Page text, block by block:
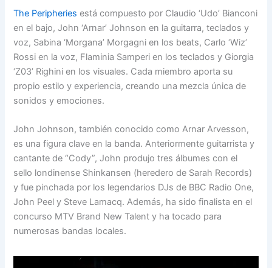
The Peripheries está compuesto por Claudio ‘Udo’ Bianconi
en el bajo, John ‘Arnar’ Johnson en la guitarra, teclados y
voz, Sabina ‘Morgana’ Morgagni en los beats, Carlo ‘Wiz’
Rossi en la voz, Flaminia Samperi en los teclados y Giorgia
‘Z03’ Righini en los visuales. Cada miembro aporta su
propio estilo y experiencia, creando una mezcla única de
sonidos y emociones.
John Johnson, también conocido como Arnar Arvesson,
es una figura clave en la banda. Anteriormente guitarrista y
cantante de “Cody”, John produjo tres álbumes con el
sello londinense Shinkansen (heredero de Sarah Records)
y fue pinchada por los legendarios DJs de BBC Radio One,
John Peel y Steve Lamacq. Además, ha sido finalista en el
concurso MTV Brand New Talent y ha tocado para
numerosas bandas locales.